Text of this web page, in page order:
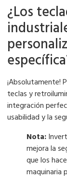
¿Los
¡Absolutamente!
teclas y
integración
usabilidad y la
Nota:
mejora la
que los
maquinaria